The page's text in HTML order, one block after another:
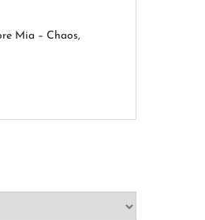
Mia – Chaos,